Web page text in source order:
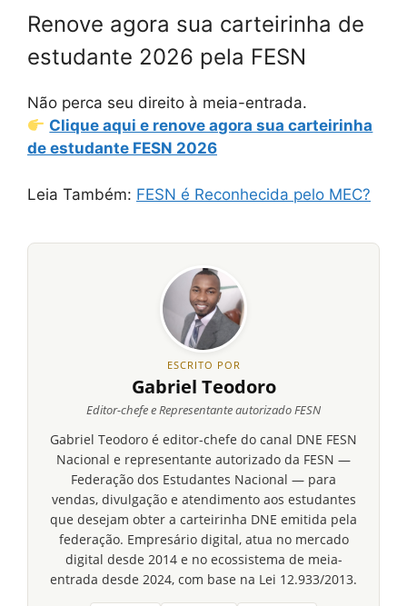
Renove agora sua carteirinha de
estudante 2026 pela FESN
Não perca seu direito à meia-entrada.
Clique aqui e renove agora sua carteirinha
de estudante FESN 2026
Leia Também: FESN é Reconhecida pelo MEC?
ESCRITO POR
Gabriel Teodoro
Editor-chefe e Representante autorizado FESN
Gabriel Teodoro é editor-chefe do canal DNE FESN
Nacional e representante autorizado da FESN —
Federação dos Estudantes Nacional — para
vendas, divulgação e atendimento aos estudantes
que desejam obter a carteirinha DNE emitida pela
federação. Empresário digital, atua no mercado
digital desde 2014 e no ecossistema de meia-
entrada desde 2024, com base na Lei 12.933/2013.